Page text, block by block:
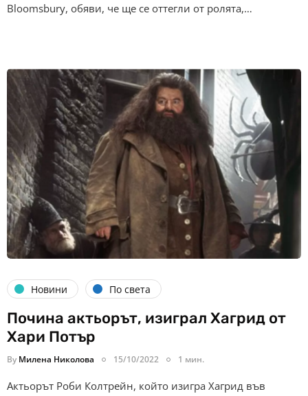
Bloomsbury, обяви, че ще се оттегли от ролята,…
Новини По света
Почина актьорът, изиграл Хагрид от
Хари Потър
By Милена Николова 15/10/2022 1 мин.
Актьорът Роби Колтрейн, който изигра Хагрид във